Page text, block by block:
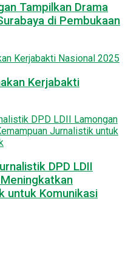
Tampilkan Drama
di Pembukaan
Kerjabakti
DPD LDII
untuk Komunikasi